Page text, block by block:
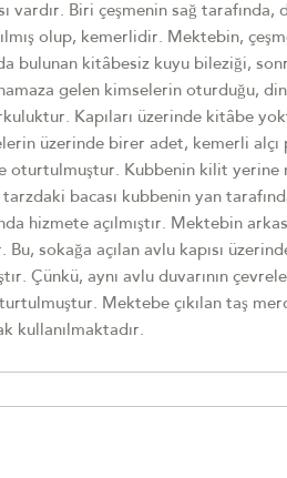
vardır. Biri çeşmenin sağ tarafında,
olup, kemerlidir. Mektebin,
bulunan kitâbesiz kuyu bileziği,
namaza gelen kimselerin oturduğu,
Kapıları üzerinde kitâbe
üzerinde birer adet, kemerli alçı
oturtulmuştur. Kubbenin kilit yerine
bacası kubbenin yan
hizmete açılmıştır. Mektebin
sokağa açılan avlu kapısı
Çünkü, aynı avlu duvarının
Mektebe çıkılan taş
kullanılmaktadır.